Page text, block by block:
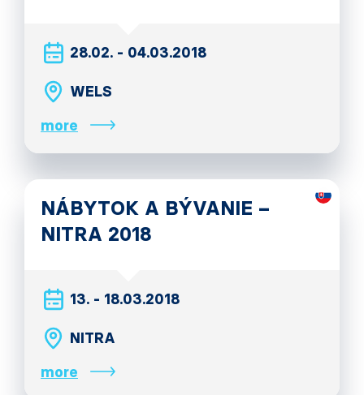
28.02. - 04.03.2018
WELS
more
NÁBYTOK A BÝVANIE –
NITRA 2018
13. - 18.03.2018
NITRA
more